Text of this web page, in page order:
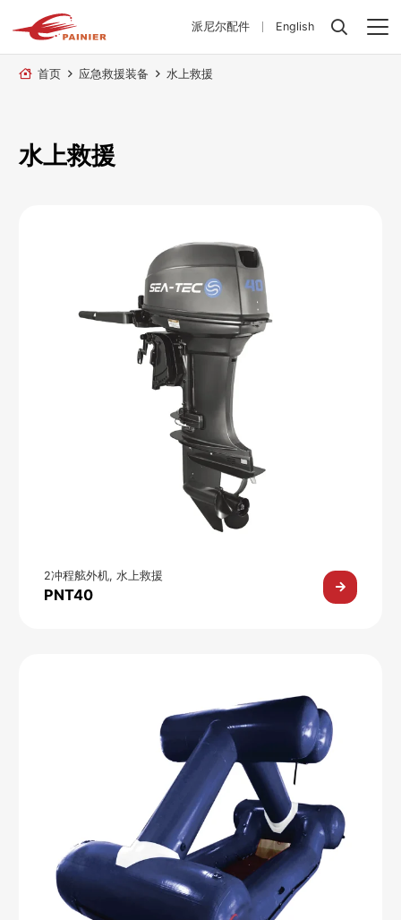
派尼尔配件 English
首页 应急救援装备 水上救援
水上救援
2冲程舷外机, 水上救援
PNT40